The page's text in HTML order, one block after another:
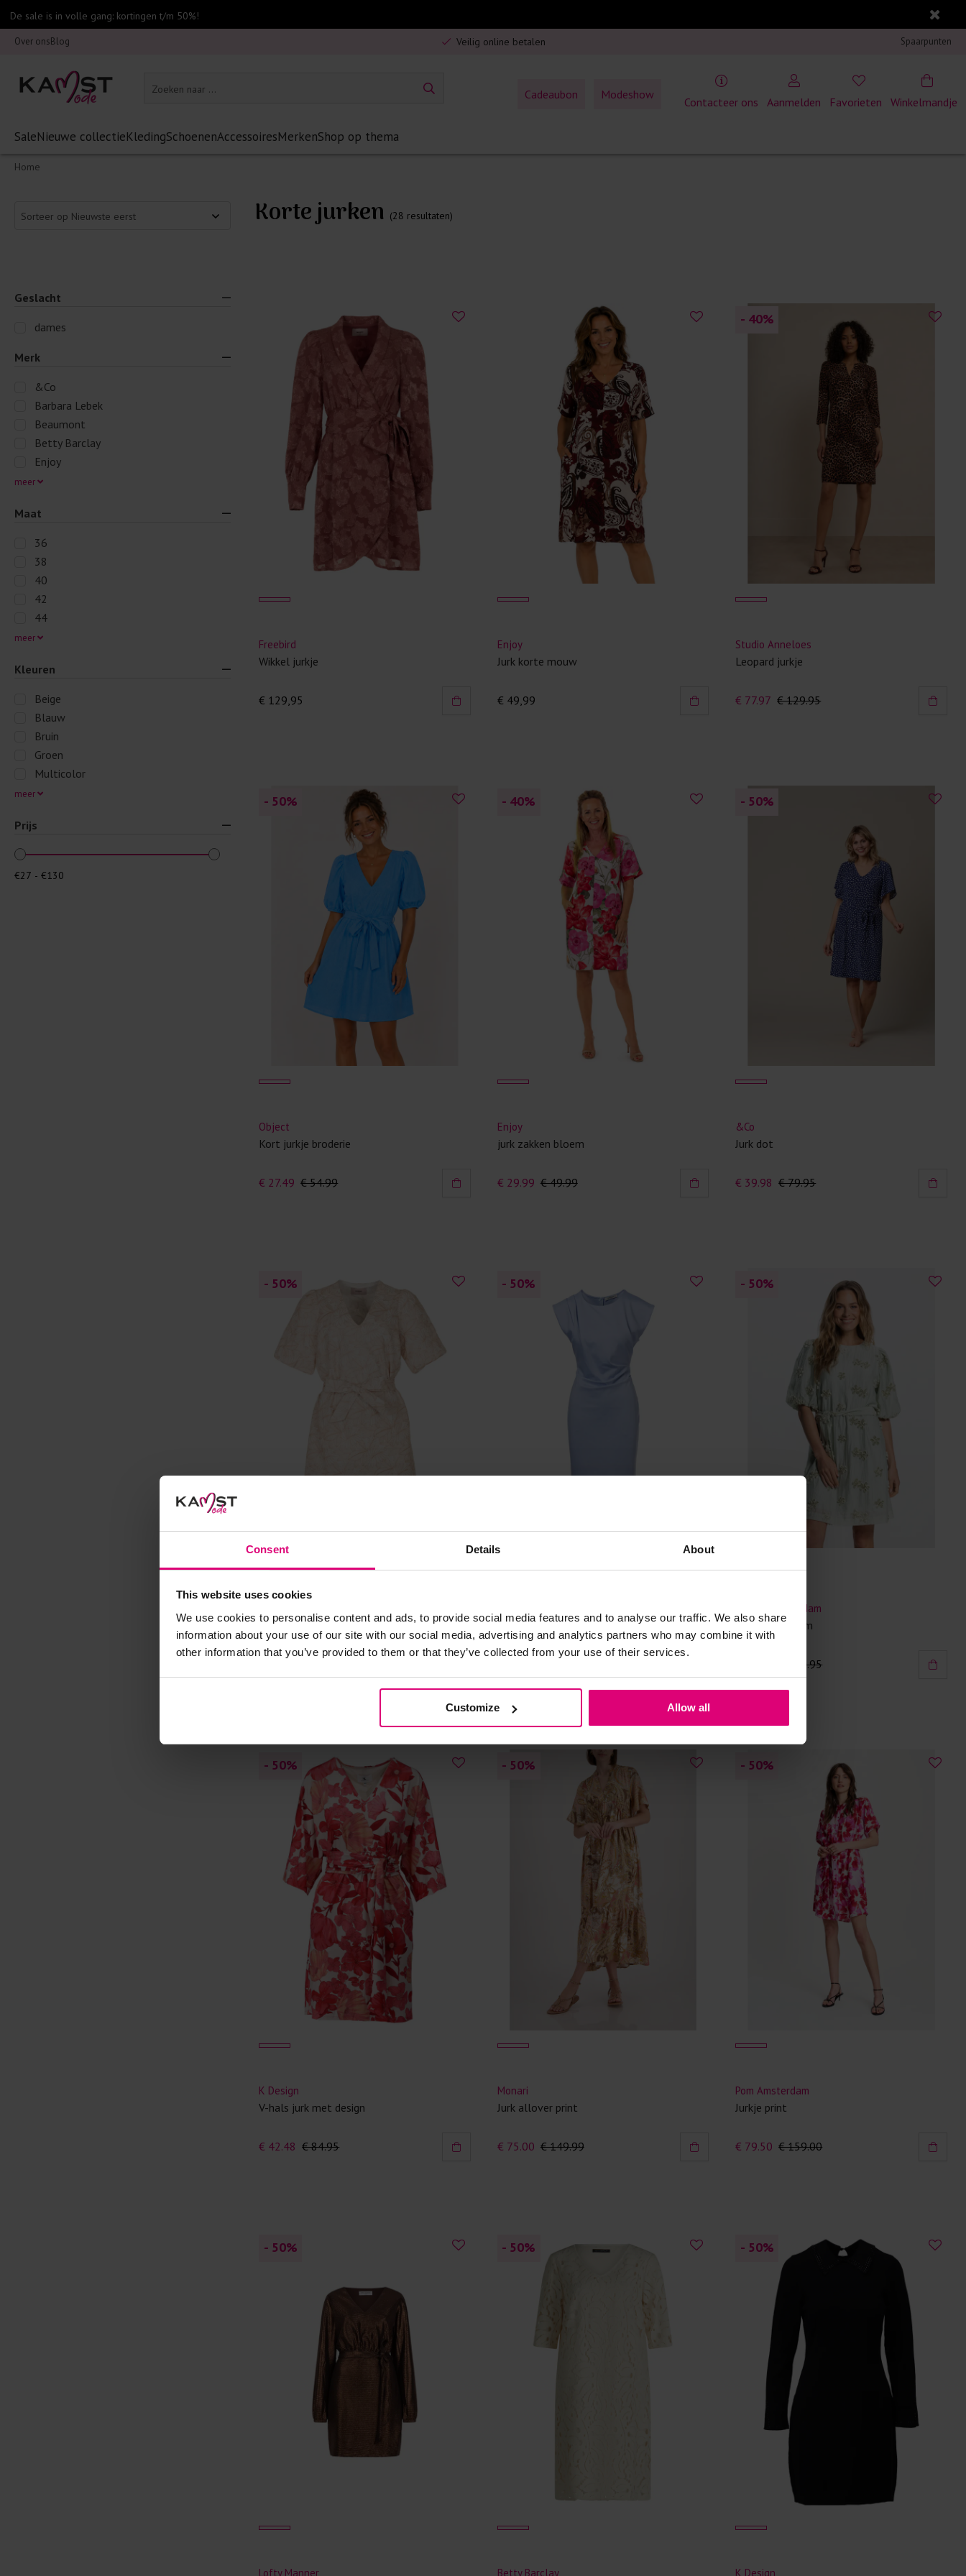
Consent Details About
This website uses cookies
We use cookies to personalise content and ads, to provide social media features and to analyse our traffic. We also share
information about your use of our site with our social media, advertising and analytics partners who may combine it with
other information that you’ve provided to them or that they’ve collected from your use of their services.
Customize Allow all
De sale is in volle gang: kortingen t/m 50%!
Over onsBlog
Veilig online betalen
Gratis verzending in Nederland vanaf €75,-
Spaarpunten
Winkelmandje
Cadeaubon Modeshow
Contacteer ons Aanmelden Favorieten
SaleNieuwe collectieKledingSchoenenAccessoiresMerkenShop op thema
Home
Korte jurken (28 resultaten)
Geslacht
dames
Merk
&Co
Barbara Lebek
Beaumont
Betty Barclay
Enjoy
meer
Maat
36
38
40
42
44
meer
Kleuren
Beige
Blauw
Bruin
Groen
Multicolor
meer
Prijs
Freebird
Wikkel jurkje
€ 129,95
Enjoy
Jurk korte mouw
€ 49,99
- 40%
Studio Anneloes
Leopard jurkje
€ 77.97 € 129.95
- 50%
Object
Kort jurkje broderie
€ 27.49 € 54.99
- 40%
Enjoy
jurk zakken bloem
€ 29.99 € 49.99
- 50%
&Co
Jurk dot
€ 39.98 € 79.95
- 50%
Jurkje pofmouw borduur
- 50%
Jurkje plooitjes jersey
- 50%
Jansen Amsterdam
Jurkje 3D bloem
€ 139.95
- 50%
K Design
V-hals jurk met design
€ 42.48 € 84.95
- 50%
Monari
Jurk allover print
€ 75.00 € 149.99
- 50%
Pom Amsterdam
Jurkje print
€ 79.50 € 159.00
- 50%
Lofty Manner
- 50%
Betty Barclay
- 50%
K Design